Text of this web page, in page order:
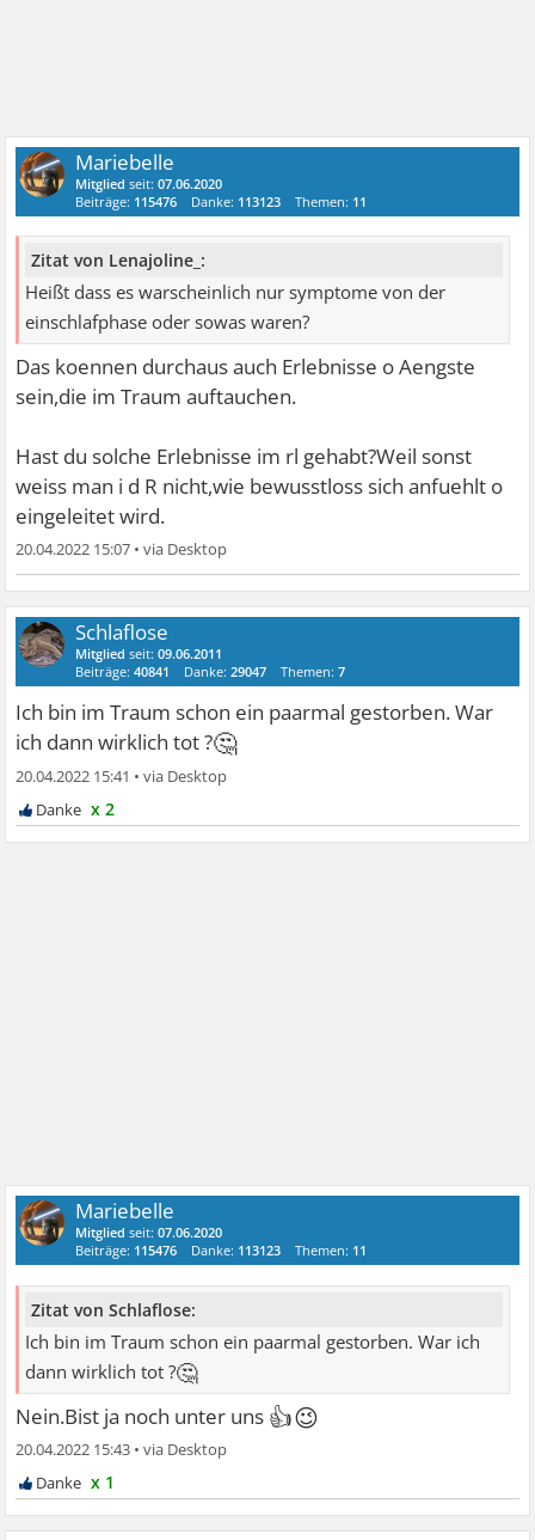
Mariebelle
Mitglied seit:07.06.2020
Beiträge: 115476 Danke: 113123 Themen: 11
Zitat von Lenajoline_:
Heißt dass es warscheinlich nur symptome von der
einschlafphase oder sowas waren?
Das koennen durchaus auch Erlebnisse o Aengste
sein,die im Traum auftauchen.
Hast du solche Erlebnisse im rl gehabt?Weil sonst
weiss man i d R nicht,wie bewusstloss sich anfuehlt o
eingeleitet wird.
20.04.2022 15:07 •
Schlaflose
Mitglied seit:09.06.2011
Beiträge:40841 Danke:29047 Themen:7
Ich bin im Traum schon ein paarmal gestorben. War
ich dann wirklich tot ?🤔
20.04.2022 15:41 •
x 2
Mariebelle
Mitglied seit:07.06.2020
Beiträge: 115476 Danke: 113123 Themen: 11
Zitat von Schlaflose:
Ich bin im Traum schon ein paarmal gestorben. War ich
dann wirklich tot ?🤔
Nein.Bist ja noch unter uns 👍😉
20.04.2022 15:43 •
x 1